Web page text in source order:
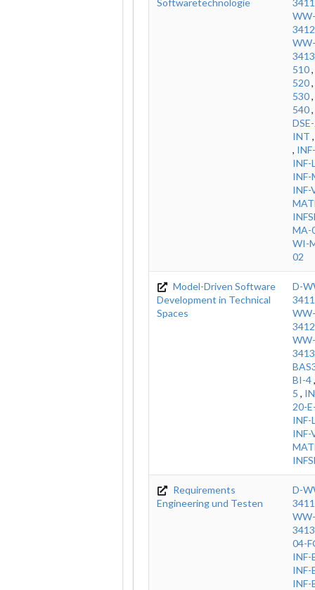
Softwaretechnologie
3411
3412
3413
510,
520,
530,
540,
INT
,
INF-
INF-
INF-
MA-
WI-
02
Model-Driven Software
Development in Technical
Spaces
D-
3411
3412
3413
BI-4
5 ,
20-
INF-
INF-
Requirements
Engineering und Testen
D-
3411
3413
04-
INF-
INF-
INF-